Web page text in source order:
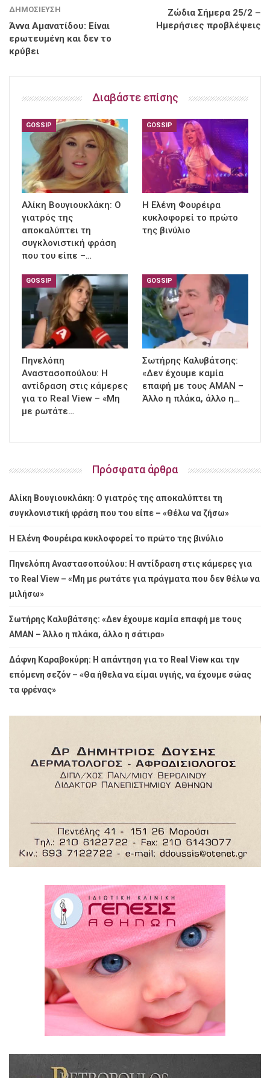
ΔΗΜΟΣΊΕΥΣΗ
Άννα Αμανατίδου: Είναι
ερωτευμένη και δεν το
κρύβει
Ζώδια Σήμερα 25/2 –
Ημερήσιες προβλέψεις
Διαβάστε επίσης
GOSSIP
Αλίκη Βουγιουκλάκη: Ο
γιατρός της
αποκαλύπτει τη
συγκλονιστική φράση
που του είπε –…
GOSSIP
Η Ελένη Φουρέιρα
κυκλοφορεί το πρώτο
της βινύλιο
GOSSIP
Πηνελόπη
Αναστασοπούλου: Η
αντίδραση στις κάμερες
για το Real View – «Μη
με ρωτάτε…
GOSSIP
Σωτήρης Καλυβάτσης:
«Δεν έχουμε καμία
επαφή με τους ΑΜΑΝ –
Άλλο η πλάκα, άλλο η…
Πρόσφατα άρθρα
Αλίκη Βουγιουκλάκη: Ο γιατρός της αποκαλύπτει τη
συγκλονιστική φράση που του είπε – «Θέλω να ζήσω»
Η Ελένη Φουρέιρα κυκλοφορεί το πρώτο της βινύλιο
Πηνελόπη Αναστασοπούλου: Η αντίδραση στις κάμερες για
το Real View – «Μη με ρωτάτε για πράγματα που δεν θέλω να
μιλήσω»
Σωτήρης Καλυβάτσης: «Δεν έχουμε καμία επαφή με τους
ΑΜΑΝ – Άλλο η πλάκα, άλλο η σάτιρα»
Δάφνη Καραβοκύρη: Η απάντηση για το Real View και την
επόμενη σεζόν – «Θα ήθελα να είμαι υγιής, να έχουμε σώας
τα φρένας»